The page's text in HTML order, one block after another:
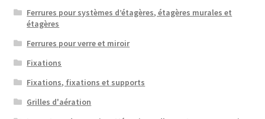
Ferrures pour systèmes d’étagères, étagères murales et
étagères
Ferrures pour verre et miroir
Fixations
Fixations, fixations et supports
Grilles d'aération